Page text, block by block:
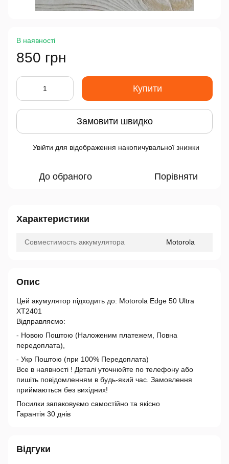
В наявності
850 грн
Купити
Замовити швидко
Увійти для відображення накопичувальної знижки
До обраного Порівняти
Характеристики
Совместимость аккумулятора Motorola
Опис
Цей акумулятор підходить до: Motorola Edge 50 Ultra
XT2401
Відправляємо:
- Новою Поштою (Наложеним платежем, Повна
передоплата),
- Укр Поштою (при 100% Передоплата)
Все в наявності ! Деталі уточнюйте по телефону або
пишіть повідомленням в будь-який час. Замовлення
приймаються без вихідних!
Посилки запаковуємо самостійно та якісно
Гарантія 30 днів
Відгуки